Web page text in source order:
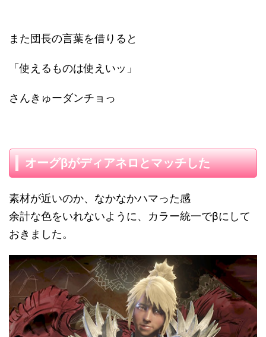
また団長の言葉を借りると
「使えるものは使えいッ」
さんきゅーダンチョっ
オーグβがディアネロとマッチした
素材が近いのか、なかなかハマった感
余計な色をいれないように、カラー統一でβにして
おきました。